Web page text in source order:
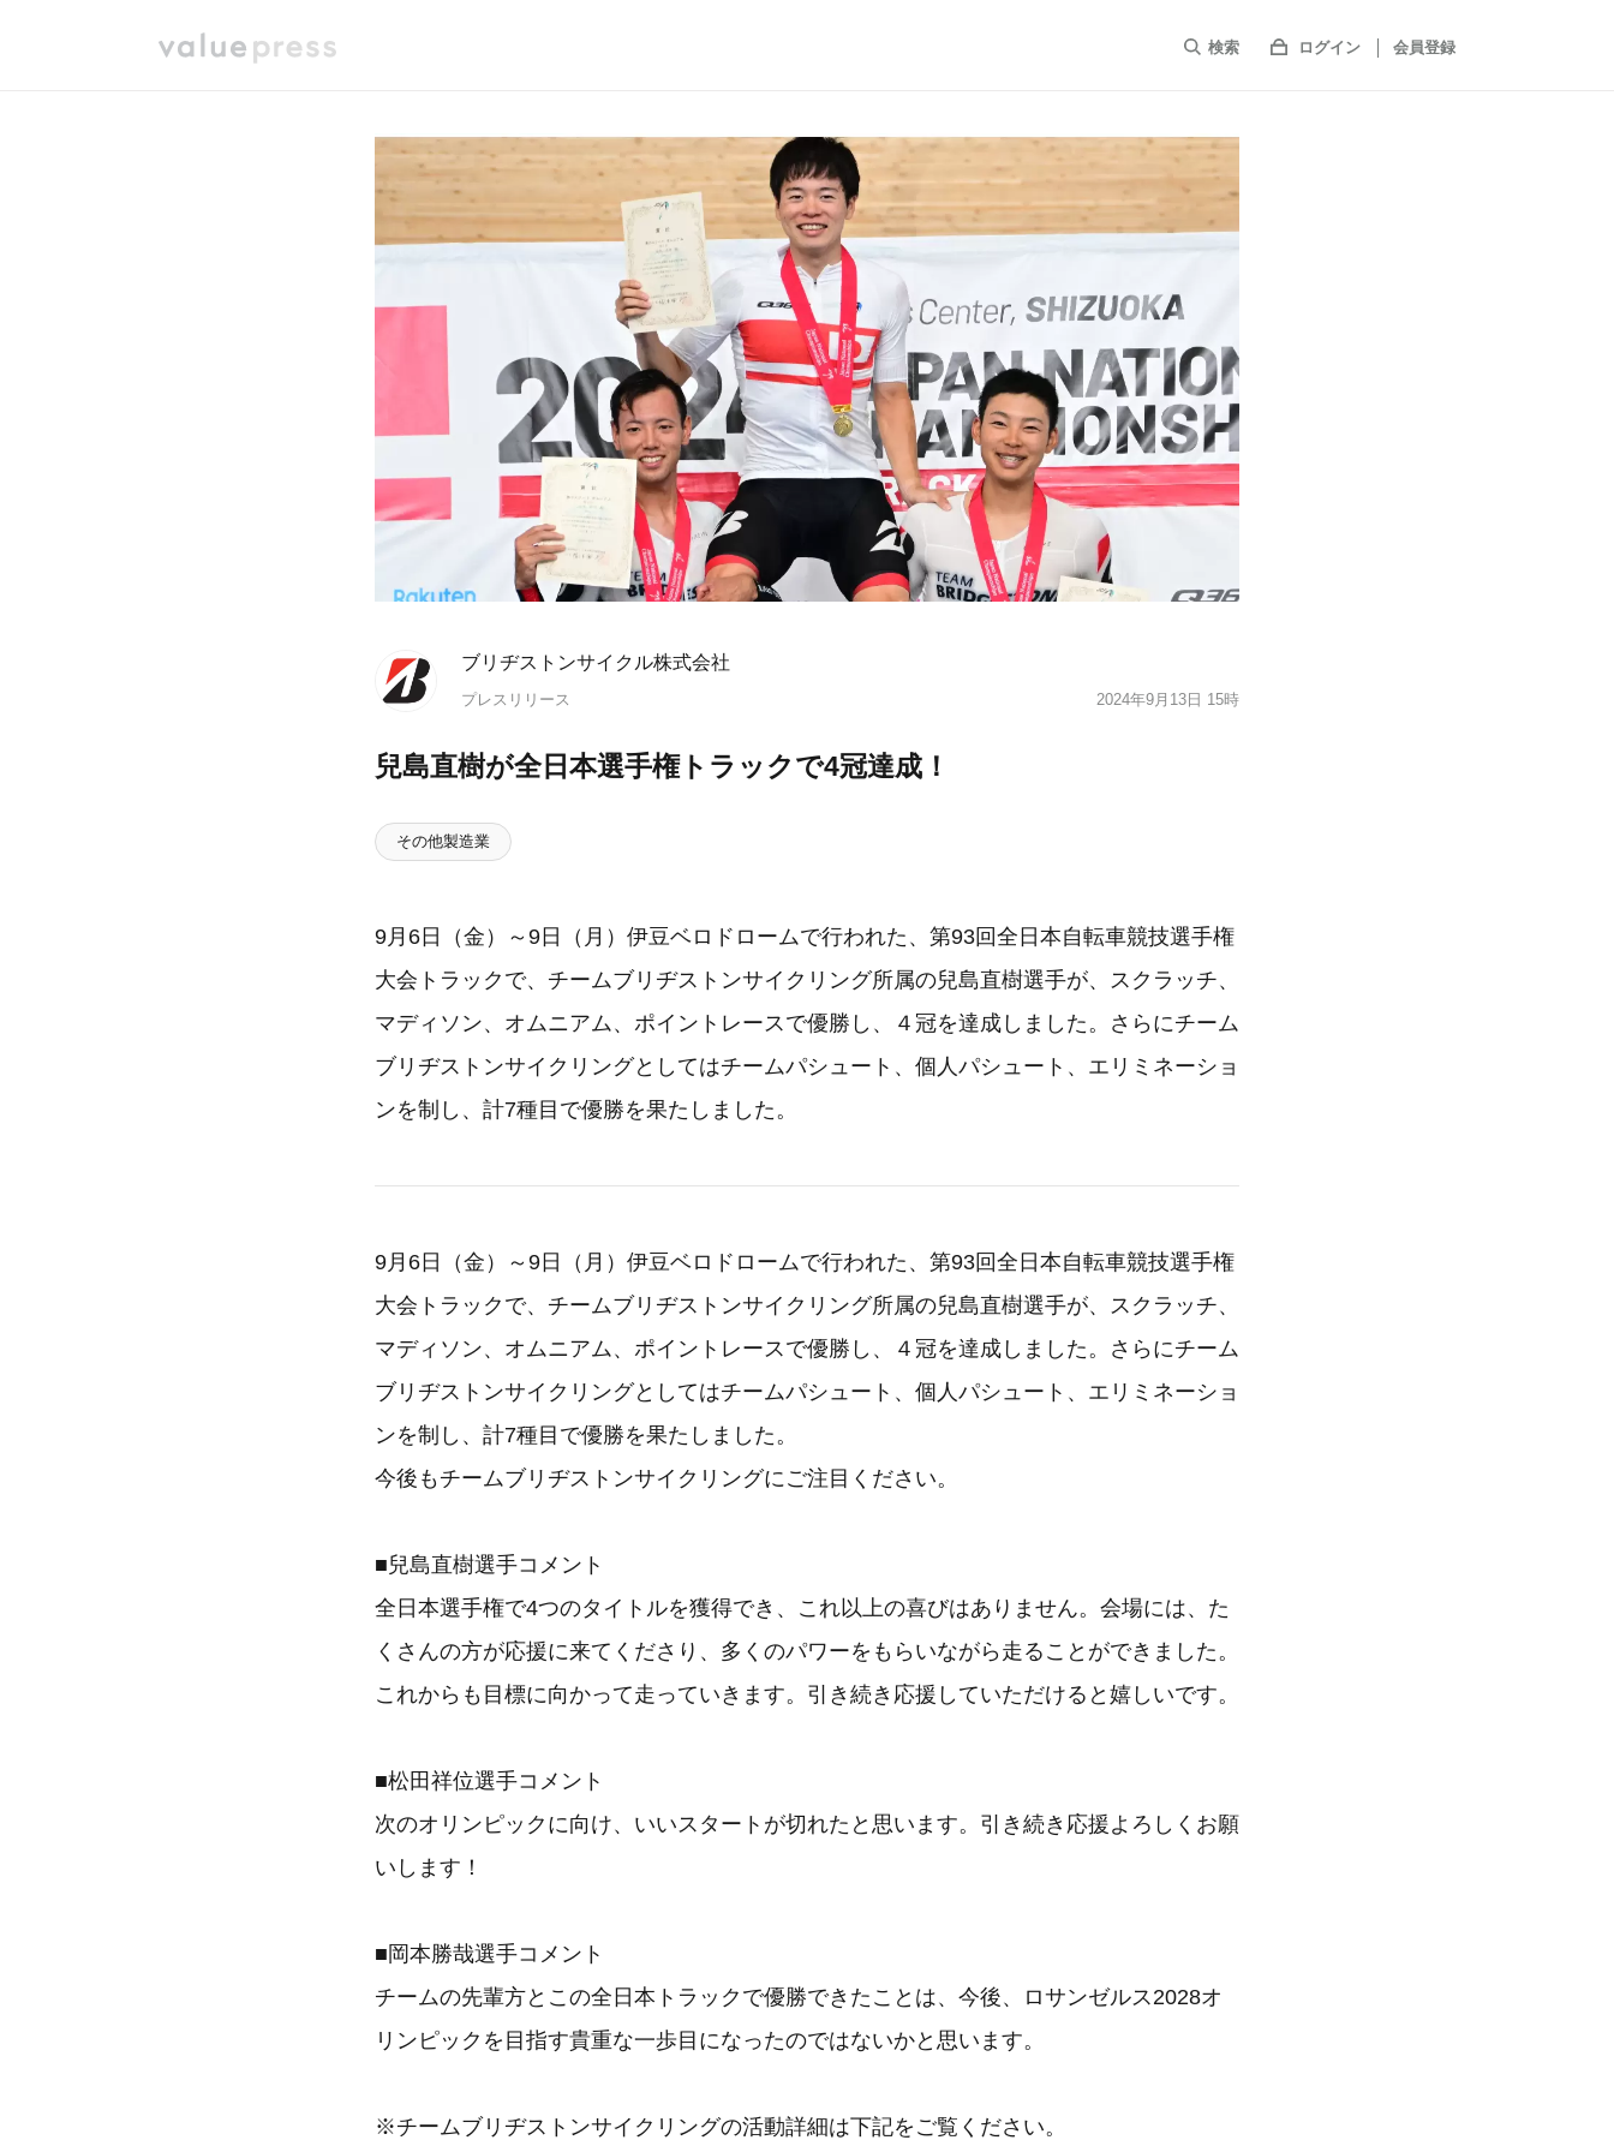
検索 ログイン 会員登録
ブリヂストンサイクル株式会社
プレスリリース 2024年9月13日 15時
兒島直樹が全日本選手権トラックで4冠達成！
その他製造業
9月6日（金）～9日（月）伊豆ベロドロームで行われた、第93回全日本自転車競技選手権
大会トラックで、チームブリヂストンサイクリング所属の兒島直樹選手が、スクラッチ、
マディソン、オムニアム、ポイントレースで優勝し、４冠を達成しました。さらにチーム
ブリヂストンサイクリングとしてはチームパシュート、個人パシュート、エリミネーショ
ンを制し、計7種目で優勝を果たしました。
9月6日（金）～9日（月）伊豆ベロドロームで行われた、第93回全日本自転車競技選手権
大会トラックで、チームブリヂストンサイクリング所属の兒島直樹選手が、スクラッチ、
マディソン、オムニアム、ポイントレースで優勝し、４冠を達成しました。さらにチーム
ブリヂストンサイクリングとしてはチームパシュート、個人パシュート、エリミネーショ
ンを制し、計7種目で優勝を果たしました。
今後もチームブリヂストンサイクリングにご注目ください。
■兒島直樹選手コメント
全日本選手権で4つのタイトルを獲得でき、これ以上の喜びはありません。会場には、た
くさんの方が応援に来てくださり、多くのパワーをもらいながら走ることができました。
これからも目標に向かって走っていきます。引き続き応援していただけると嬉しいです。
■松田祥位選手コメント
次のオリンピックに向け、いいスタートが切れたと思います。引き続き応援よろしくお願
いします！
■岡本勝哉選手コメント
チームの先輩方とこの全日本トラックで優勝できたことは、今後、ロサンゼルス2028オ
リンピックを目指す貴重な一歩目になったのではないかと思います。
※チームブリヂストンサイクリングの活動詳細は下記をご覧ください。